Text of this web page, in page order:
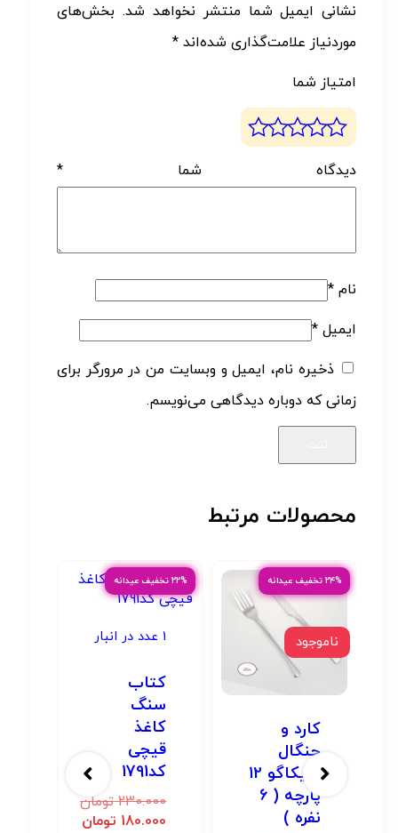
نشانی ایمیل شما منتشر نخواهد شد. بخش‌های
موردنیاز علامت‌گذاری شده‌اند *
امتیاز شما
دیدگاه شما*
نام *
ایمیل *
ذخیره نام، ایمیل و وبسایت من در مرورگر برای
زمانی که دوباره دیدگاهی می‌نویسم.
محصولات مرتبط
۲۴% تخفیف عیدانه
ناموجود
کارد و
چنگال
شیکاگو 12
پارچه ( 6
نفره )
۲۲% تخفیف عیدانه
1 عدد در انبار
کتاب
سنگ
کاغذ
قیچی
کد1791
230.000 تومان
180.000 تومان